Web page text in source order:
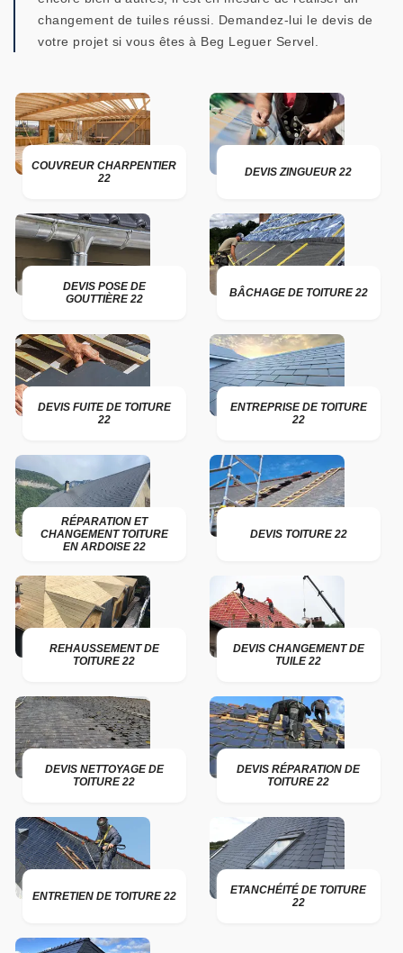
changement de tuiles réussi. Demandez-lui le devis de
votre projet si vous êtes à Beg Leguer Servel.
COUVREUR CHARPENTIER
22
DEVIS ZINGUEUR 22
DEVIS POSE DE
GOUTTIÈRE 22
BÂCHAGE DE TOITURE 22
DEVIS FUITE DE TOITURE
22
ENTREPRISE DE TOITURE
22
RÉPARATION ET
CHANGEMENT TOITURE
EN ARDOISE 22
DEVIS TOITURE 22
REHAUSSEMENT DE
TOITURE 22
DEVIS CHANGEMENT DE
TUILE 22
DEVIS NETTOYAGE DE
TOITURE 22
DEVIS RÉPARATION DE
TOITURE 22
ENTRETIEN DE TOITURE 22
ETANCHÉITÉ DE TOITURE
22